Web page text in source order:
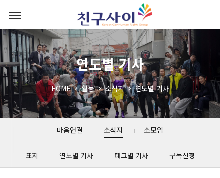
연도별 기사
HOME 활동 소식지 연도별 기사
마음연결 소식지 소모임
표지 연도별 기사 태그별 기사 구독신청